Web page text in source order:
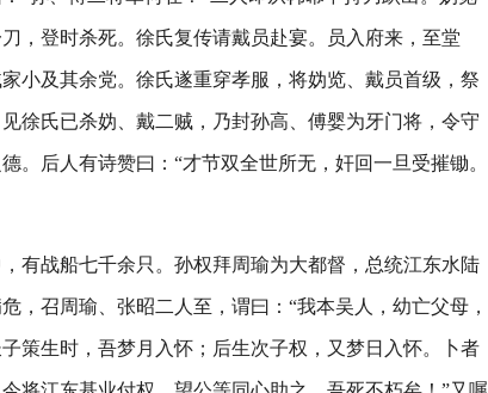
，登时杀死。徐氏复传请戴员赴宴。员入府来，至堂
小及其余党。徐氏遂重穿孝服，将妫览、戴员首级，祭
徐氏已杀妫、戴二贼，乃封孙高、傅婴为牙门将，令守
。后人有诗赞曰：“才节双全世所无，奸回一旦受摧锄。
有战船七千余只。孙权拜周瑜为大都督，总统江东水陆
，召周瑜、张昭二人至，谓曰：“我本吴人，幼亡父母，
策生时，吾梦月入怀；后生次子权，又梦日入怀。卜者